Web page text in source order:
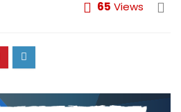
65 Views